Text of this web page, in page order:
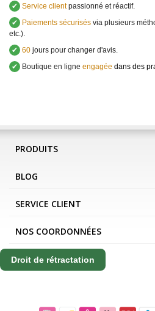
✔ Service clientpassionné et réactif.
✔
Paiements sécurisés via plusieurs
etc.).
✔ 60 jours pour changer d'avis.
✔
Boutique en ligne engagée dans des
PRODUITS
BLOG
SERVICE CLIENT
NOS COORDONNÉES
Droit de rétractation